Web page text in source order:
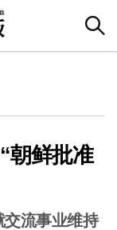
朝鲜批准
交流事业维持